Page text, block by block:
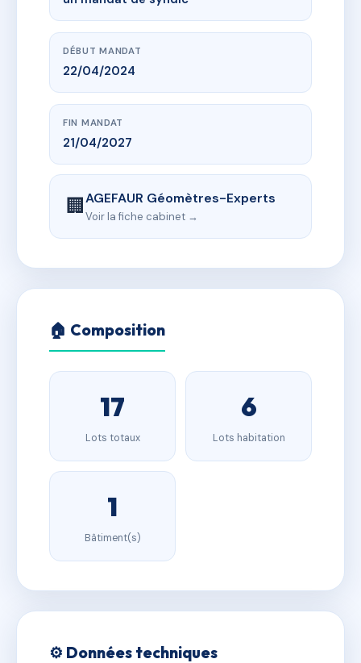
DÉBUT MANDAT
22/04/2024
FIN MANDAT
21/04/2027
🏢AGEFAUR Géomètres-Experts
Voir la fiche cabinet →
🏠 Composition
17
Lots totaux
6
Lots habitation
1
Bâtiment(s)
⚙️ Données techniques